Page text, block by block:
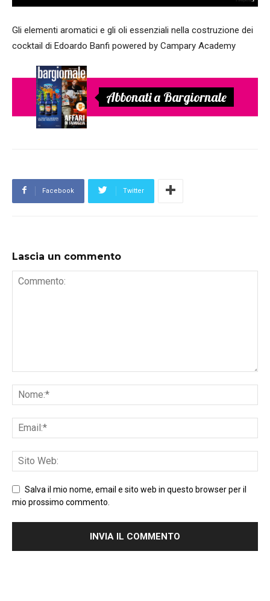
Gli elementi aromatici e gli oli essenziali nella costruzione dei
cocktail di Edoardo Banfi powered by Campary Academy
Abbonati a Bargiornale
Facebook Twitter
Lascia un commento
Salva il mio nome, email e sito web in questo browser per il
mio prossimo commento.